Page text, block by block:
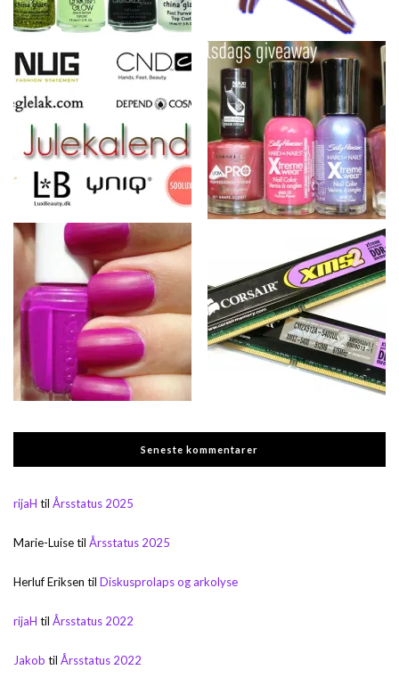
Seneste kommentarer
rijaH til Årsstatus 2025
Marie-Luisetil Årsstatus 2025
Herluf Eriksen til Diskusprolaps og arkolyse
rijaH til Årsstatus 2022
Jakob til Årsstatus 2022